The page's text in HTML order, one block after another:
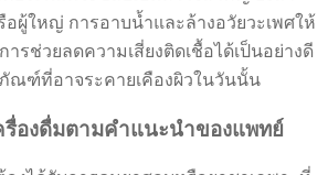
อผู้ใหญ่ การอาบน้ำและล้างอวัยวะเพศให้
รช่วยลดความเสี่ยงติดเชื้อได้เป็นอย่างดี
ณฑ์ที่อาจระคายเคืองผิวในวันนั้น
รื่องดื่มตามคำแนะนำของแพทย์